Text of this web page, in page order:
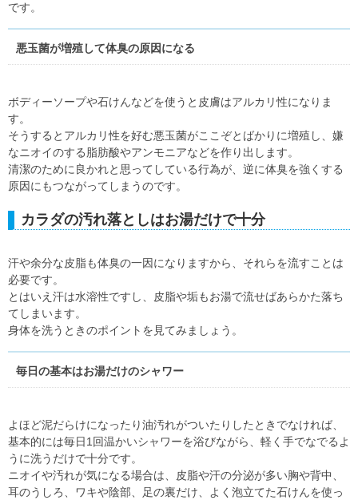
です。
悪玉菌が増殖して体臭の原因になる
ボディーソープや石けんなどを使うと皮膚はアルカリ性になりま
す。
そうするとアルカリ性を好む悪玉菌がここぞとばかりに増殖し、嫌
なニオイのする脂肪酸やアンモニアなどを作り出します。
清潔のために良かれと思ってしている行為が、逆に体臭を強くする
原因にもつながってしまうのです。
カラダの汚れ落としはお湯だけで十分
汗や余分な皮脂も体臭の一因になりますから、それらを流すことは
必要です。
とはいえ汗は水溶性ですし、皮脂や垢もお湯で流せばあらかた落ち
てしまいます。
身体を洗うときのポイントを見てみましょう。
毎日の基本はお湯だけのシャワー
よほど泥だらけになったり油汚れがついたりしたときでなければ、
基本的には毎日1回温かいシャワーを浴びながら、軽く手でなでるよ
うに洗うだけで十分です。
ニオイや汚れが気になる場合は、皮脂や汗の分泌が多い胸や背中、
耳のうしろ、ワキや陰部、足の裏だけ、よく泡立てた石けんを使っ